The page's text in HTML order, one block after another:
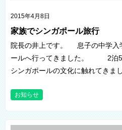
2015年4月8日
家族でシンガポール旅行
院長の井上です。 息子の中学入
ールへ行ってきました。 2泊5
シンガポールの文化に触れてきま
お知らせ